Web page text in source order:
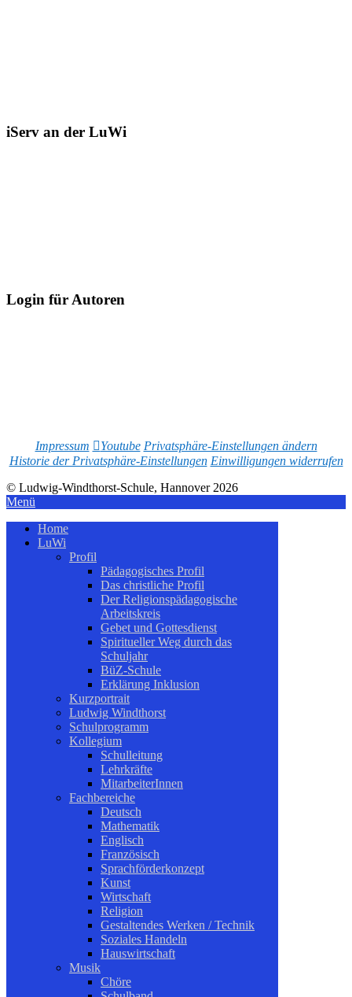
iServ an der LuWi
Login für Autoren
Impressum Youtube Privatsphäre-Einstellungen ändern
Historie der Privatsphäre-Einstellungen Einwilligungen widerrufen
© Ludwig-Windthorst-Schule, Hannover 2026
Menü
Home
LuWi
Profil
Pädagogisches Profil
Das christliche Profil
Der Religionspädagogische
Arbeitskreis
Gebet und Gottesdienst
Spiritueller Weg durch das
Schuljahr
BüZ-Schule
Erklärung Inklusion
Kurzportrait
Ludwig Windthorst
Schulprogramm
Kollegium
Schulleitung
Lehrkräfte
MitarbeiterInnen
Fachbereiche
Deutsch
Mathematik
Englisch
Französisch
Sprachförderkonzept
Kunst
Wirtschaft
Religion
Gestaltendes Werken / Technik
Soziales Handeln
Hauswirtschaft
Musik
Chöre